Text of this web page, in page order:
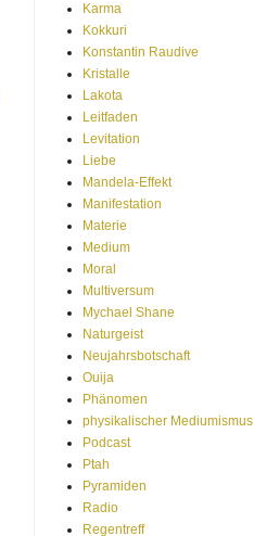
Karma
Kokkuri
Konstantin Raudive
Kristalle
Lakota
Leitfaden
Levitation
Liebe
Mandela-Effekt
Manifestation
Materie
Medium
Moral
Multiversum
Mychael Shane
Naturgeist
Neujahrsbotschaft
Ouija
Phänomen
physikalischer Mediumismus
Podcast
Ptah
Pyramiden
Radio
Regentreff